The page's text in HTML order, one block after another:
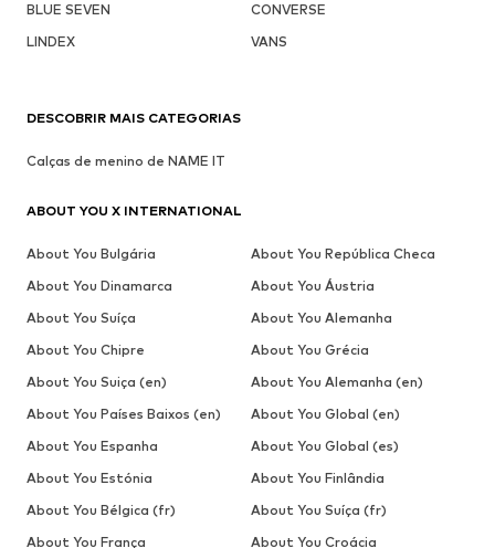
BLUE SEVEN
CONVERSE
LINDEX
VANS
DESCOBRIR MAIS CATEGORIAS
Calças de menino de NAME IT
ABOUT YOU X INTERNATIONAL
About You Bulgária
About You República Checa
About You Dinamarca
About You Áustria
About You Suíça
About You Alemanha
About You Chipre
About You Grécia
About You Suiça (en)
About You Alemanha (en)
About You Países Baixos (en)
About You Global (en)
About You Espanha
About You Global (es)
About You Estónia
About You Finlândia
About You Bélgica (fr)
About You Suíça (fr)
About You França
About You Croácia